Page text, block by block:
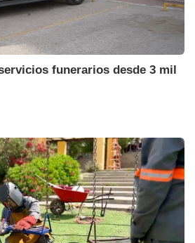
funerarios desde 3 mil